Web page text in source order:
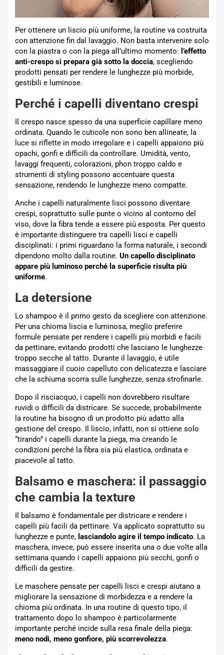
Per ottenere un liscio più uniforme, la routine va costruita
con attenzione fin dal lavaggio. Non basta intervenire solo
con la piastra o con la piega all’ultimo momento: l’effetto
anti-crespo si prepara già sotto la doccia, scegliendo
prodotti pensati per rendere le lunghezze più morbide,
gestibili e luminose.
Perché i capelli diventano crespi
Il crespo nasce spesso da una superficie capillare meno
ordinata. Quando le cuticole non sono ben allineate, la
luce si riflette in modo irregolare e i capelli appaiono più
opachi, gonfi e difficili da controllare. Umidità, vento,
lavaggi frequenti, colorazioni, phon troppo caldo e
strumenti di styling possono accentuare questa
sensazione, rendendo le lunghezze meno compatte.
Anche i capelli naturalmente lisci possono diventare
crespi, soprattutto sulle punte o vicino al contorno del
viso, dove la fibra tende a essere più esposta. Per questo
è importante distinguere tra capelli lisci e capelli
disciplinati: i primi riguardano la forma naturale, i secondi
dipendono molto dalla routine. Un capello disciplinato
appare più luminoso perché la superficie risulta più
uniforme.
La detersione
Lo shampoo è il primo gesto da scegliere con attenzione.
Per una chioma liscia e luminosa, meglio preferire
formule pensate per rendere i capelli più morbidi e facili
da pettinare, evitando prodotti che lasciano le lunghezze
troppo secche al tatto. Durante il lavaggio, è utile
massaggiare il cuoio capelluto con delicatezza e lasciare
che la schiuma scorra sulle lunghezze, senza strofinarle.
Dopo il risciacquo, i capelli non dovrebbero risultare
ruvidi o difficili da districare. Se succede, probabilmente
la routine ha bisogno di un prodotto più adatto alla
gestione del crespo. Il liscio, infatti, non si ottiene solo
“tirando” i capelli durante la piega, ma creando le
condizioni perché la fibra sia più elastica, ordinata e
piacevole al tatto.
Balsamo e maschera: il passaggio
che cambia la texture
Il balsamo è fondamentale per districare e rendere i
capelli più facili da pettinare. Va applicato soprattutto su
lunghezze e punte, lasciandolo agire il tempo indicato. La
maschera, invece, può essere inserita una o due volte alla
settimana quando i capelli appaiono più secchi, gonfi o
difficili da gestire.
Le maschere pensate per capelli lisci e crespi aiutano a
migliorare la sensazione di morbidezza e a rendere la
chioma più ordinata. In una routine di questo tipo, il
trattamento dopo lo shampoo è particolarmente
importante perché incide sulla resa finale della piega:
meno nodi, meno gonfiore, più scorrevolezza.